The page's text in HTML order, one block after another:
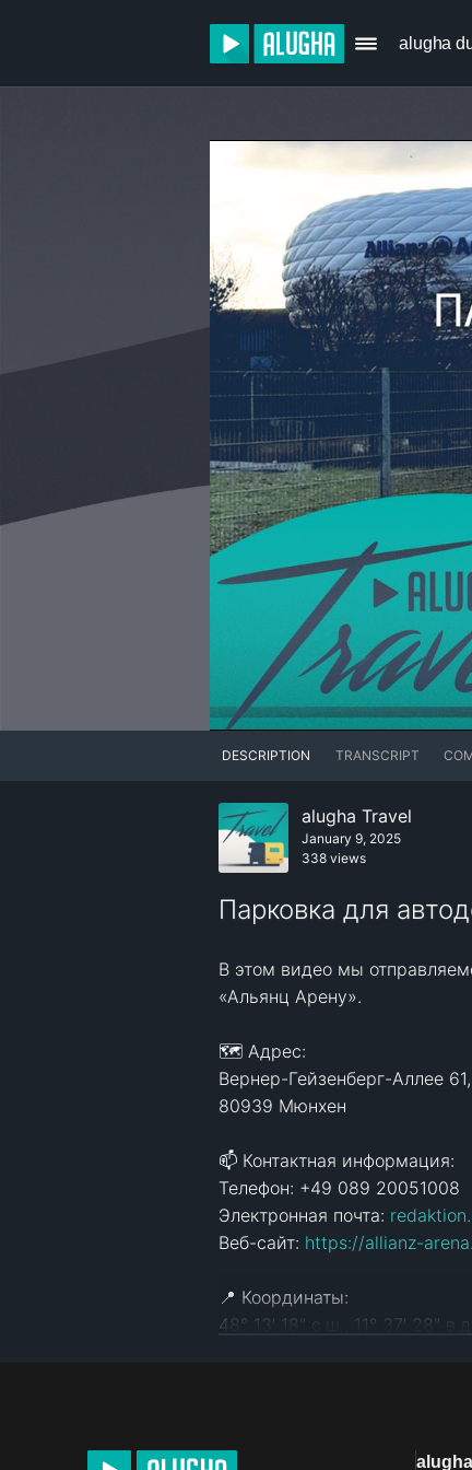
alugha
DESCRIPTION TRANSCRIPT
alugha Travel
January 9, 2025
338 views
Парковка для
В этом видео мы
«Альянц Арену».
🗺️ Адрес:
Вернер-Гейзенберг-Аллее 61,
80939 Мюнхен
📫 Контактная информация:
Телефон: +49 089 20051008
Электронная почта:
Веб-сайт: https://allianz-
📍 Координаты:
48° 13′ 18" с.ш., 11° 37′ 28" в.д.
Вода: включена